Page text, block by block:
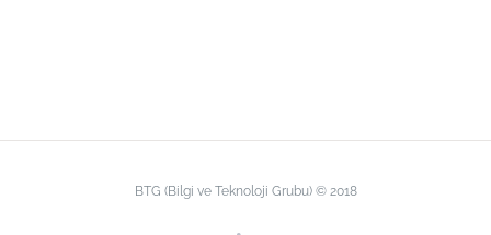
BTG (Bilgi ve Teknoloji Grubu) © 2018